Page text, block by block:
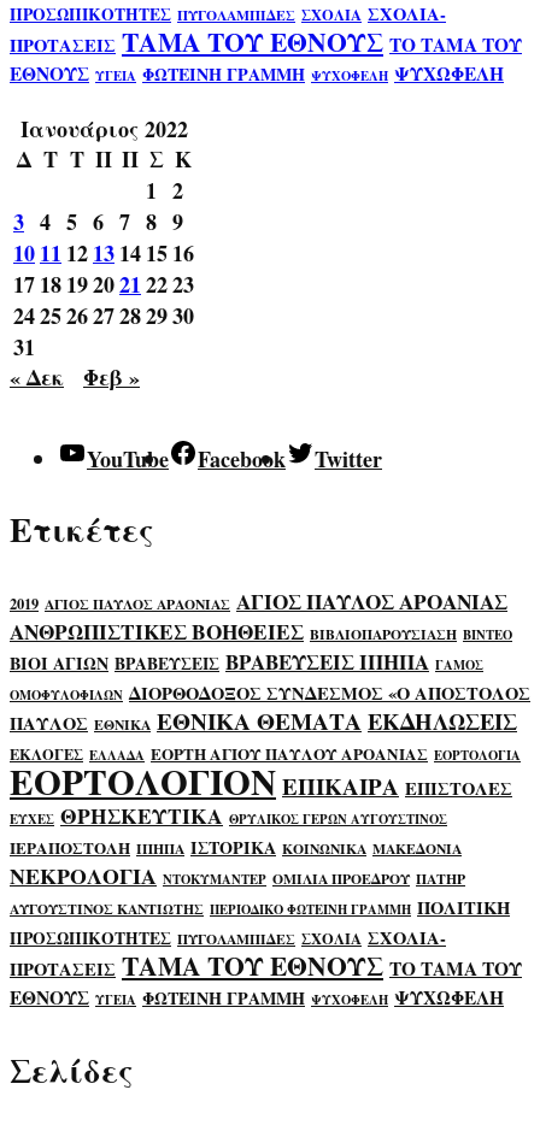
ΠΡΟΣΩΠΙΚΟΤΗΤΕΣ ΠΥΓΟΛΑΜΠΙΔΕΣ ΣΧΟΛΙΑ ΣΧΟΛΙΑ-
ΠΡΟΤΑΣΕΙΣ ΤΑΜΑ ΤΟΥ ΕΘΝΟΥΣ ΤΟ ΤΑΜΑ ΤΟΥ
ΕΘΝΟΥΣ ΥΓΕΙΑ ΦΩΤΕΙΝΗ ΓΡΑΜΜΗ ΨΥΧΟΦΕΛΗ ΨΥΧΩΦΕΛΗ
Ιανουάριος 2022
Δ Τ Τ Π Π Σ Κ
1 2
3 4 5 6 7 8 9
1011 1213141516
17181920212223
24252627282930
31
« Δεκ
Φεβ »
YouTube Facebook Twitter
Ετικέτες
2019 ΑΓΙΟΣ ΠΑΥΛΟΣ ΑΡΑΟΝΙΑΣ ΑΓΙΟΣ ΠΑΥΛΟΣ ΑΡΟΑΝΙΑΣ
ΑΝΘΡΩΠΙΣΤΙΚΕΣ ΒΟΗΘΕΙΕΣ ΒΙΒΛΙΟΠΑΡΟΥΣΙΑΣΗ ΒΙΝΤΕΟ
ΒΙΟΙ ΑΓΙΩΝ ΒΡΑΒΕΥΣΕΙΣ ΒΡΑΒΕΥΣΕΙΣ ΙΠΗΠΑ ΓΑΜΟΣ
ΟΜΟΦΥΛΟΦΙΛΩΝ ΔΙΟΡΘΟΔΟΞΟΣ ΣΥΝΔΕΣΜΟΣ «Ο ΑΠΟΣΤΟΛΟΣ
ΠΑΥΛΟΣ ΕΘΝΙΚΑ ΕΘΝΙΚΑ ΘΕΜΑΤΑΕΚΔΗΛΩΣΕΙΣ
ΕΚΛΟΓΕΣ ΕΛΛΑΔΑ ΕΟΡΤΗ ΑΓΙΟΥ ΠΑΥΛΟΥ ΑΡΟΑΝΙΑΣ ΕΟΡΤΟΛΟΓΙΑ
ΕΟΡΤΟΛΟΓΙΟΝΕΠΙΚΑΙΡΑ ΕΠΙΣΤΟΛΕΣ
ΕΥΧΕΣ ΘΡΗΣΚΕΥΤΙΚΑ ΘΡΥΛΙΚΟΣ ΓΕΡΩΝ ΑΥΓΟΥΣΤΙΝΟΣ
ΙΕΡΑΠΟΣΤΟΛΗ ΙΠΗΠΑ ΙΣΤΟΡΙΚΑ ΚΟΙΝΩΝΙΚΑ ΜΑΚΕΔΟΝΙΑ
ΝΕΚΡΟΛΟΓΙΑ ΝΤΟΚΥΜΑΝΤΕΡ ΟΜΙΛΙΑ ΠΡΟΕΔΡΟΥ ΠΑΤΗΡ
ΑΥΓΟΥΣΤΙΝΟΣ ΚΑΝΤΙΩΤΗΣ ΠΕΡΙΟΔΙΚΟ ΦΩΤΕΙΝΗ ΓΡΑΜΜΗ ΠΟΛΙΤΙΚΗ
ΠΡΟΣΩΠΙΚΟΤΗΤΕΣ ΠΥΓΟΛΑΜΠΙΔΕΣ ΣΧΟΛΙΑ ΣΧΟΛΙΑ-
ΠΡΟΤΑΣΕΙΣ ΤΑΜΑ ΤΟΥ ΕΘΝΟΥΣ ΤΟ ΤΑΜΑ ΤΟΥ
ΕΘΝΟΥΣ ΥΓΕΙΑ ΦΩΤΕΙΝΗ ΓΡΑΜΜΗ ΨΥΧΟΦΕΛΗ ΨΥΧΩΦΕΛΗ
Σελίδες